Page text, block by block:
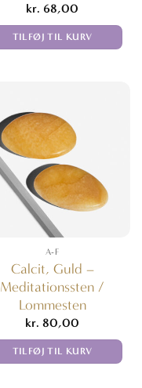
kr. 68,00
TILFØJ TIL KURV
A-F
Calcit, Guld –
Meditationssten /
Lommesten
kr. 80,00
TILFØJ TIL KURV